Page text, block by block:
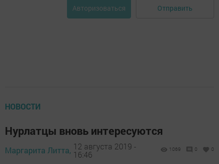
Авторизоваться Отправить
НОВОСТИ
Нурлатцы вновь интересуются
Маргарита Литта, 12 августа 2019 -
16:46
1069 0 0